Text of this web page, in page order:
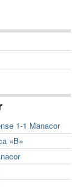
1-1 Manacor
«B»